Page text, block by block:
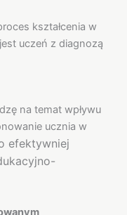
kształcenia w
uczeń z diagnozą
na temat wpływu
ucznia w
efektywniej